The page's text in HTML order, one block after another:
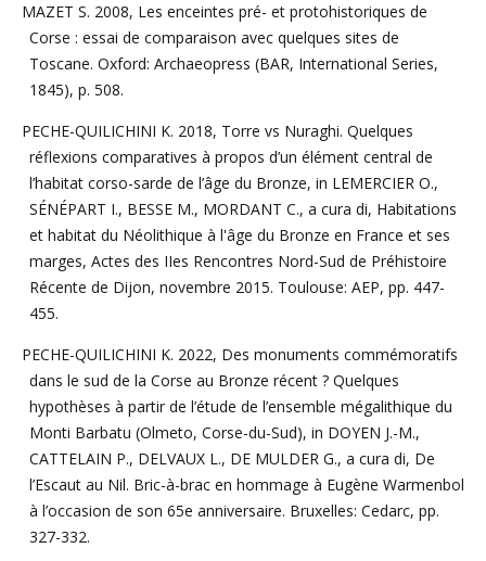
MAZET S. 2008, Les enceintes pré- et protohistoriques de
Corse : essai de comparaison avec quelques sites de
Toscane. Oxford: Archaeopress (BAR, International Series,
1845), p. 508.
PECHE-QUILICHINI K. 2018, Torre vs Nuraghi. Quelques
réflexions comparatives à propos d’un élément central de
l’habitat corso-sarde de l’âge du Bronze, in LEMERCIER O.,
SÉNÉPART I., BESSE M., MORDANT C., a cura di, Habitations
et habitat du Néolithique à l'âge du Bronze en France et ses
marges, Actes des IIes Rencontres Nord-Sud de Préhistoire
Récente de Dijon, novembre 2015. Toulouse: AEP, pp. 447-
455.
PECHE-QUILICHINI K. 2022, Des monuments commémoratifs
dans le sud de la Corse au Bronze récent ? Quelques
hypothèses à partir de l’étude de l’ensemble mégalithique du
Monti Barbatu (Olmeto, Corse-du-Sud), in DOYEN J.-M.,
CATTELAIN P., DELVAUX L., DE MULDER G., a cura di, De
l’Escaut au Nil. Bric-à-brac en hommage à Eugène Warmenbol
à l’occasion de son 65e anniversaire. Bruxelles: Cedarc, pp.
327-332.